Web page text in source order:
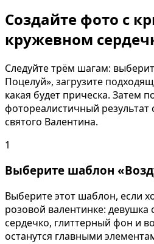
Создайте фото с
кружевном
Следуйте трём шагам:
Поцелуй», загрузите
какая будет прическа. Затем
фотореалистичный
святого Валентина.
1
Выберите шаблон
Выберите этот шаблон, если
розовой валентинке:
сердечко, глиттерный фон и
останутся главными